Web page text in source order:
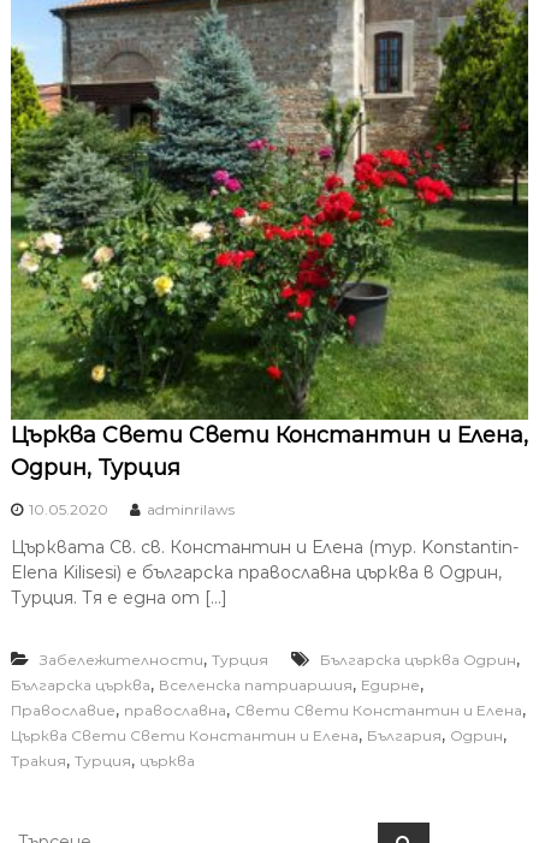
Църква Свети Свети Константин и Елена,
Одрин, Турция
10.05.2020 adminrilaws
Църквата Св. св. Константин и Елена (тур. Konstantin-
Elena Kilisesi) e българска православна църква в Одрин,
Турция. Тя е една от […]
Забележителности, Турция Българска църква Одрин,
Българска църква, Вселенска патриаршия, Едирне,
Православие, православна, Свети Свети Константин и Елена,
Църква Свети Свети Константин и Елена, България, Одрин,
Тракия, Турция, църква
Т